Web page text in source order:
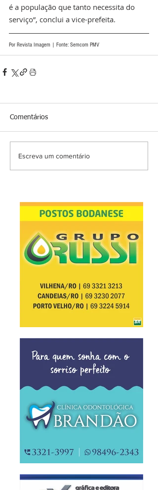
é a população que tanto necessita do
serviço”, conclui a vice-prefeita.
Por Revista Imagem | Fonte: Semcom PMV
Comentários
Escreva um comentário